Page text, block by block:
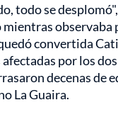
todo se
observaba
convertida
afectadas por los
decenas de
La Guaira.